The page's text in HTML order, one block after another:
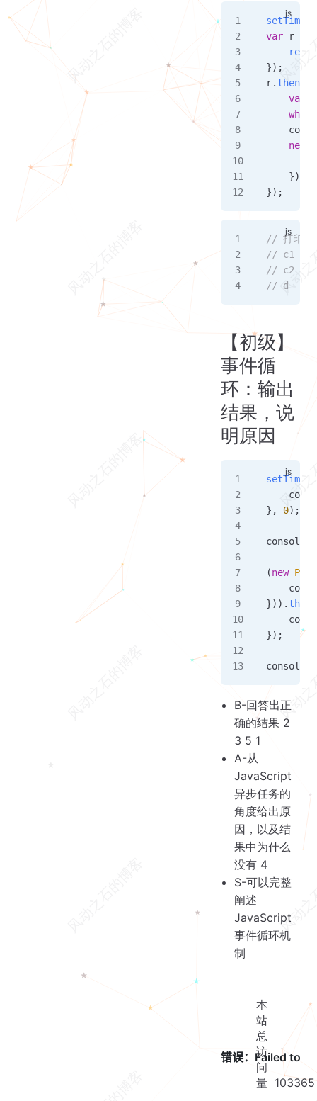
var r
});
r. then
    var
    while
    new
    }).
});
// 打印结
// c1
// c2
// d
【初级】
事件循
环：输出
结果，说
明原因
}, 0);
console
(new
})). then
});
console
B-回答出正
确的结果 2
3 5 1
A-从
JavaScript
异步任务的
角度给出原
因，以及结
果中为什么
没有 4
S-可以完整
阐述
JavaScript
事件循环机
制
本
站
总
访
问
量 103365